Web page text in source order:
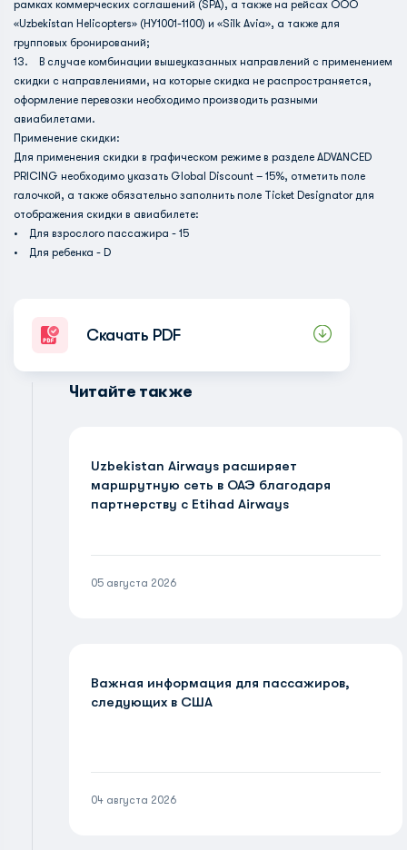
рамках коммерческих соглашений (SPA), а также на рейсах ООО
«Uzbekistan Helicopters» (HY1001-1100) и «Silk Avia», а также для
групповых бронирований;
13. В случае комбинации вышеуказанных направлений с применением
скидки с направлениями, на которые скидка не распространяется,
оформление перевозки необходимо производить разными
авиабилетами.
Применение скидки:
Для применения скидки в графическом режиме в разделе ADVANCED
PRICING необходимо указать Global Discount – 15%, отметить поле
галочкой, а также обязательно заполнить поле Ticket Designator для
отображения скидки в авиабилете:
• Для взрослого пассажира - 15
• Для ребенка - D
Скачать PDF
Читайте также
Uzbekistan Airways расширяет
маршрутную сеть в ОАЭ благодаря
партнерству с Etihad Airways
05 августа 2026
Важная информация для пассажиров,
следующих в США
04 августа 2026